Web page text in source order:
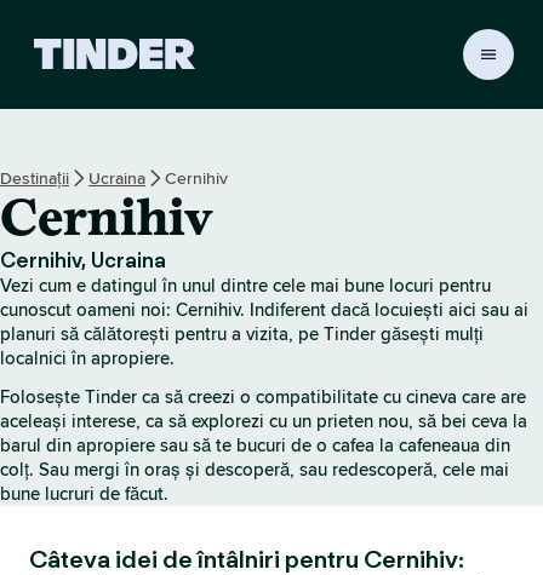
T
n
e
r
Destinații Ucraina Cernihiv
Cernihiv
Cernihiv, Ucraina
Vezi cum e datingul în unul dintre cele mai bune locuri pentru
cunoscut oameni noi: Cernihiv. Indiferent dacă locuiești aici sau ai
planuri să călătorești pentru a vizita, pe Tinder găsești mulți
localnici în apropiere.
Folosește Tinder ca să creezi o compatibilitate cu cineva care are
aceleași interese, ca să explorezi cu un prieten nou, să bei ceva la
barul din apropiere sau să te bucuri de o cafea la cafeneaua din
colț. Sau mergi în oraș și descoperă, sau redescoperă, cele mai
bune lucruri de făcut.
Câteva idei de întâlniri pentru Cernihiv: